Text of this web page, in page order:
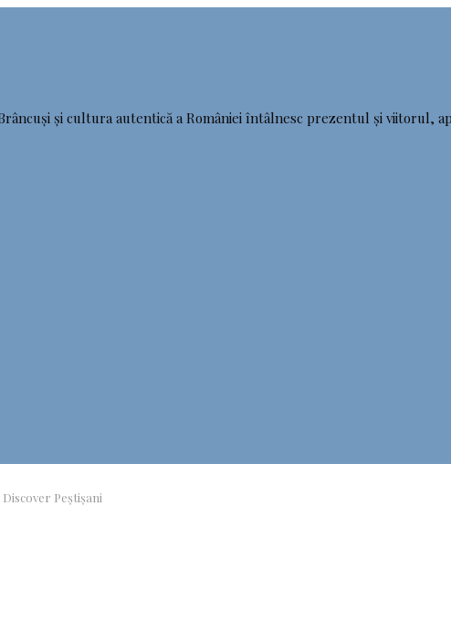
și cultura autentică a României întâlnesc prezentul și viitorul,
Peștișani